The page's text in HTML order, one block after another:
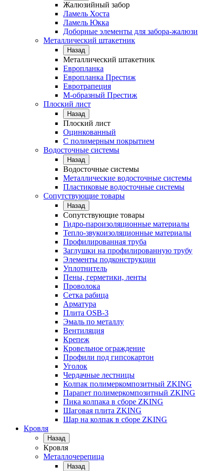
Жалюзийный забор
Ламель Хоста
Ламель Юкка
Доборные элементы для забора-жалюзи
Металлический штакетник
Назад
Металлический штакетник
Европланка
Европланка Престиж
Евротрапеция
М-образный Престиж
Плоский лист
Назад
Плоский лист
Оцинкованный
С полимерным покрытием
Водосточные системы
Назад
Водосточные системы
Металлические водосточные системы
Пластиковые водосточные системы
Сопутствующие товары
Назад
Сопутствующие товары
Гидро-пароизоляционные материалы
Тепло-звукоизоляционные материалы
Профилированная труба
Заглушки на профилированную трубу
Элементы подконструкции
Уплотнитель
Пены, герметики, ленты
Проволока
Сетка рабица
Арматура
Плита OSB-3
Эмаль по металлу
Вентиляция
Крепеж
Кровельное ограждение
Профили под гипсокартон
Уголок
Чердачные лестницы
Колпак полимеркомпозитный ZKING
Парапет полимеркомпозитный ZKING
Пика колпака в сборе ZKING
Шаговая плита ZKING
Шар на колпак в сборе ZKING
Кровля
Назад
Кровля
Металлочерепица
Назад